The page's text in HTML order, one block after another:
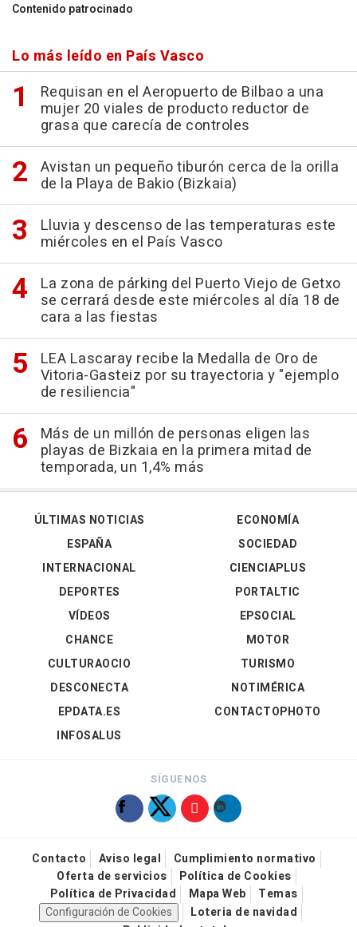
Contenido patrocinado
Lo más leído en País Vasco
Requisan en el Aeropuerto de Bilbao a una
mujer 20 viales de producto reductor de
grasa que carecía de controles
Avistan un pequeño tiburón cerca de la orilla
de la Playa de Bakio (Bizkaia)
Lluvia y descenso de las temperaturas este
miércoles en el País Vasco
La zona de párking del Puerto Viejo de Getxo
se cerrará desde este miércoles al día 18 de
cara a las fiestas
LEA Lascaray recibe la Medalla de Oro de
Vitoria-Gasteiz por su trayectoria y "ejemplo
de resiliencia"
Más de un millón de personas eligen las
playas de Bizkaia en la primera mitad de
temporada, un 1,4% más
ÚLTIMAS NOTICIAS
ESPAÑA
INTERNACIONAL
DEPORTES
VÍDEOS
ECONOMÍA
SOCIEDAD
CIENCIAPLUS
PORTALTIC
EPSOCIAL
CHANCE
CULTURAOCIO
DESCONECTA
EPDATA.ES
INFOSALUS
MOTOR
TURISMO
NOTIMÉRICA
CONTACTOPHOTO
SÍGUENOS
Contacto Aviso legal
Cumplimiento normativo
Oferta de servicios
Política de Cookies
Política de Privacidad
Mapa Web
Temas
Configuración de Cookies
Loteria de navidad